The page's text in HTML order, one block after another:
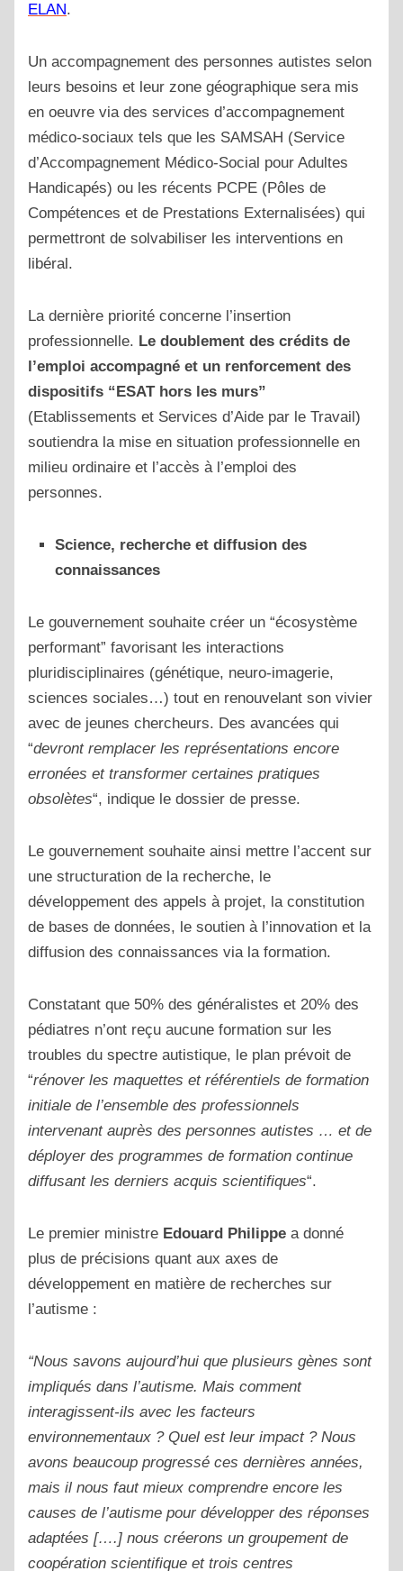
ELAN.
Un accompagnement des personnes autistes selon
leurs besoins et leur zone géographique sera mis
en oeuvre via des services d’accompagnement
médico-sociaux tels que les SAMSAH (Service
d’Accompagnement Médico-Social pour Adultes
Handicapés) ou les récents PCPE (Pôles de
Compétences et de Prestations Externalisées) qui
permettront de solvabiliser les interventions en
libéral.
La dernière priorité concerne l’insertion
professionnelle. Le doublement des crédits de
l’emploi accompagné et un renforcement des
dispositifs “ESAT hors les murs”
(Etablissements et Services d’Aide par le Travail)
soutiendra la mise en situation professionnelle en
milieu ordinaire et l’accès à l’emploi des
personnes.
Science, recherche et diffusion des
connaissances
Le gouvernement souhaite créer un “écosystème
performant” favorisant les interactions
pluridisciplinaires (génétique, neuro-imagerie,
sciences sociales…) tout en renouvelant son vivier
avec de jeunes chercheurs. Des avancées qui
“devront remplacer les représentations encore
erronées et transformer certaines pratiques
obsolètes“, indique le dossier de presse.
Le gouvernement souhaite ainsi mettre l’accent sur
une structuration de la recherche, le
développement des appels à projet, la constitution
de bases de données, le soutien à l’innovation et la
diffusion des connaissances via la formation.
Constatant que 50% des généralistes et 20% des
pédiatres n’ont reçu aucune formation sur les
troubles du spectre autistique, le plan prévoit de
“rénover les maquettes et référentiels de formation
initiale de l’ensemble des professionnels
intervenant auprès des personnes autistes … et de
déployer des programmes de formation continue
diffusant les derniers acquis scientifiques“.
Le premier ministre Edouard Philippe a donné
plus de précisions quant aux axes de
développement en matière de recherches sur
l’autisme :
“Nous savons aujourd’hui que plusieurs gènes sont
impliqués dans l’autisme. Mais comment
interagissent-ils avec les facteurs
environnementaux ? Quel est leur impact ? Nous
avons beaucoup progressé ces dernières années,
mais il nous faut mieux comprendre encore les
causes de l’autisme pour développer des réponses
adaptées [….] nous créerons un groupement de
coopération scientifique et trois centres